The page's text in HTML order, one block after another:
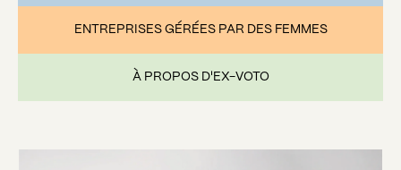
ENTREPRISES GÉRÉES PAR DES FEMMES
À PROPOS D'EX-VOTO